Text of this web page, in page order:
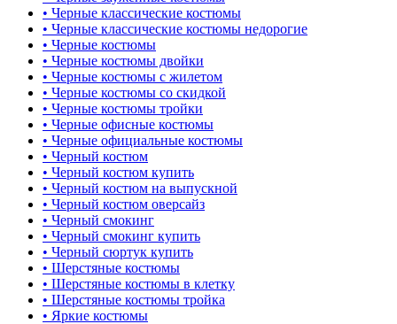
• Черные классические костюмы
• Черные классические костюмы недорогие
• Черные костюмы
• Черные костюмы двойки
• Черные костюмы с жилетом
• Черные костюмы со скидкой
• Черные костюмы тройки
• Черные офисные костюмы
• Черные официальные костюмы
• Черный костюм
• Черный костюм купить
• Черный костюм на выпускной
• Черный костюм оверсайз
• Черный смокинг
• Черный смокинг купить
• Черный сюртук купить
• Шерстяные костюмы
• Шерстяные костюмы в клетку
• Шерстяные костюмы тройка
• Яркие костюмы